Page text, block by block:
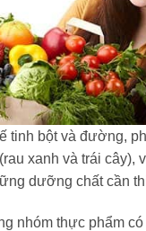
tinh bột và đường,
xanh và trái cây),
dưỡng chất cần
nhóm thực phẩm có